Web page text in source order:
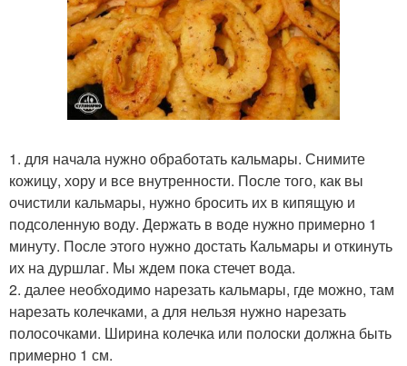
1. для начала нужно обработать кальмары. Снимите
кожицу, хору и все внутренности. После того, как вы
очистили кальмары, нужно бросить их в кипящую и
подсоленную воду. Держать в воде нужно примерно 1
минуту. После этого нужно достать Кальмары и откинуть
их на дуршлаг. Мы ждем пока стечет вода.
2. далее необходимо нарезать кальмары, где можно, там
нарезать колечками, а для нельзя нужно нарезать
полосочками. Ширина колечка или полоски должна быть
примерно 1 см.